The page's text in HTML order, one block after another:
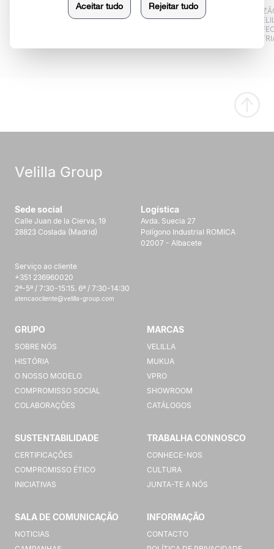
LANÇAMENTO DO
PRIMEIRO CATÁLOGO
NOVA
Velilla Group
Sede social
Calle Juan de la Cierva, 19
28823 Coslada (Madrid)
Logística
Avda. Suecia 27
Polígono Industrial ROMICA
02007 - Albacete
Serviço ao cliente
+351 236960020
2ª-5ª / 7:30-15:15. 6ª / 7:30-14:30
atencaocliente@velilla-group.com
GRUPO
SOBRE NÓS
HISTÓRIA
O NOSSO MODELO
COMPROMISSO SOCIAL
COLABORAÇÕES
MARCAS
VELILLA
MUKUA
VPRO
SHOWROOM
CATÁLOGOS
SUSTENTABILIDADE
CERTIFICAÇÕES
COMPROMISSO ÉTICO
INICIATIVAS
TRABALHA CONNOSCO
CONHECE-NOS
CULTURA
JUNTA-TE A NÓS
SALA DE COMUNICAÇÃO
NOTICIAS
INFORMAÇÃO
CONTACTO